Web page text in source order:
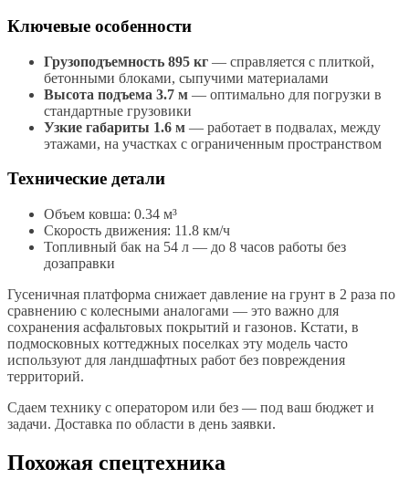
Ключевые особенности
Грузоподъемность 895 кг — справляется с плиткой,
бетонными блоками, сыпучими материалами
Высота подъема 3.7 м — оптимально для погрузки в
стандартные грузовики
Узкие габариты 1.6 м — работает в подвалах, между
этажами, на участках с ограниченным пространством
Технические детали
Объем ковша: 0.34 м³
Скорость движения: 11.8 км/ч
Топливный бак на 54 л — до 8 часов работы без
дозаправки
Гусеничная платформа снижает давление на грунт в 2 раза по
сравнению с колесными аналогами — это важно для
сохранения асфальтовых покрытий и газонов. Кстати, в
подмосковных коттеджных поселках эту модель часто
используют для ландшафтных работ без повреждения
территорий.
Сдаем технику с оператором или без — под ваш бюджет и
задачи. Доставка по области в день заявки.
Похожая спецтехника